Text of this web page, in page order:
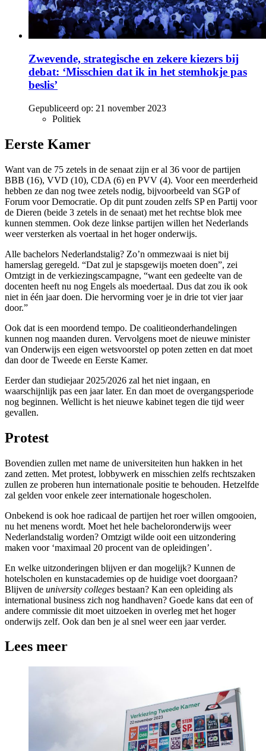
Zwevende, strategische en zekere kiezers bij
debat: ‘Misschien dat ik in het stemhokje pas
beslis’
Gepubliceerd op: 21 november 2023
Politiek
Eerste Kamer
Want van de 75 zetels in de senaat zijn er al 36 voor de partijen
BBB (16), VVD (10), CDA (6) en PVV (4). Voor een meerderheid
hebben ze dan nog twee zetels nodig, bijvoorbeeld van SGP of
Forum voor Democratie. Op dit punt zouden zelfs SP en Partij voor
de Dieren (beide 3 zetels in de senaat) met het rechtse blok mee
kunnen stemmen. Ook deze linkse partijen willen het Nederlands
weer versterken als voertaal in het hoger onderwijs.
Alle bachelors Nederlandstalig? Zo’n ommezwaai is niet bij
hamerslag geregeld. “Dat zul je stapsgewijs moeten doen”, zei
Omtzigt in de verkiezingscampagne, “want een gedeelte van de
docenten heeft nu nog Engels als moedertaal. Dus dat zou ik ook
niet in één jaar doen. Die hervorming voer je in drie tot vier jaar
door.”
Ook dat is een moordend tempo. De coalitieonderhandelingen
kunnen nog maanden duren. Vervolgens moet de nieuwe minister
van Onderwijs een eigen wetsvoorstel op poten zetten en dat moet
dan door de Tweede en Eerste Kamer.
Eerder dan studiejaar 2025/2026 zal het niet ingaan, en
waarschijnlijk pas een jaar later. En dan moet de overgangsperiode
nog beginnen. Wellicht is het nieuwe kabinet tegen die tijd weer
gevallen.
Protest
Bovendien zullen met name de universiteiten hun hakken in het
zand zetten. Met protest, lobbywerk en misschien zelfs rechtszaken
zullen ze proberen hun internationale positie te behouden. Hetzelfde
zal gelden voor enkele zeer internationale hogescholen.
Onbekend is ook hoe radicaal de partijen het roer willen omgooien,
nu het menens wordt. Moet het hele bacheloronderwijs weer
Nederlandstalig worden? Omtzigt wilde ooit een uitzondering
maken voor ‘maximaal 20 procent van de opleidingen’.
En welke uitzonderingen blijven er dan mogelijk? Kunnen de
hotelscholen en kunstacademies op de huidige voet doorgaan?
Blijven de university colleges bestaan? Kan een opleiding als
international business zich nog handhaven? Goede kans dat een of
andere commissie dit moet uitzoeken in overleg met het hoger
onderwijs zelf. Ook dan ben je al snel weer een jaar verder.
Lees meer